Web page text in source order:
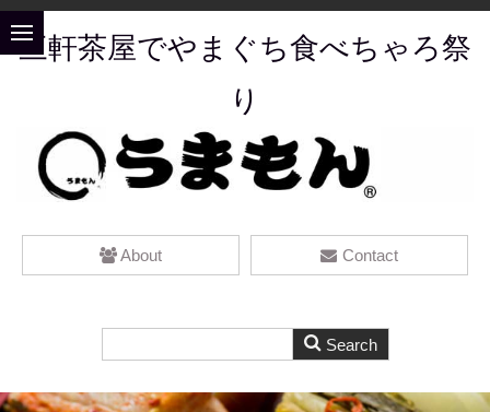
三軒茶屋でやまぐち食べちゃろ祭
り
About Contact